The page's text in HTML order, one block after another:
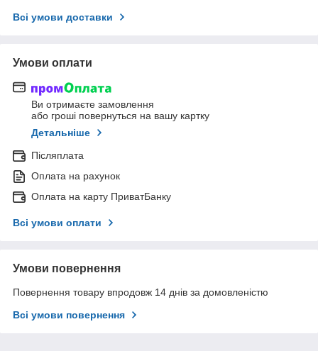
Всі умови доставки
Умови оплати
Ви отримаєте замовлення
або гроші повернуться на вашу картку
Детальніше
Післяплата
Оплата на рахунок
Оплата на карту ПриватБанку
Всі умови оплати
Умови повернення
Повернення товару впродовж 14 днів за домовленістю
Всі умови повернення